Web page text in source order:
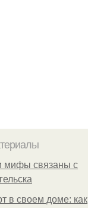
мифы связаны с
в своем доме: как